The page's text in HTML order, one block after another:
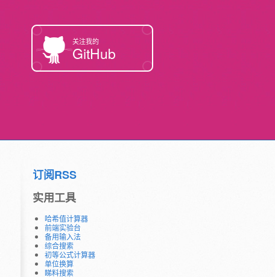
关注我的
GitHub
订阅RSS
实用工具
哈希值计算器
前端实验台
备用输入法
综合搜索
初等公式计算器
单位换算
睇料搜索